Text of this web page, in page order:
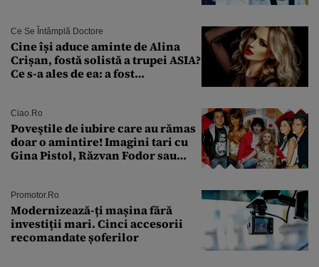
Ce Se Întâmplă Doctore
Cine își aduce aminte de Alina
Crișan, fostă solistă a trupei ASIA?
Ce s-a ales de ea: a fost
Ciao.ro
Poveştile de iubire care au rămas
doar o amintire! Imagini tari cu
Gina Pistol, Răzvan Fodor sau
Promotor.ro
Modernizează-ți mașina fără
investiții mari. Cinci accesorii
recomandate șoferilor